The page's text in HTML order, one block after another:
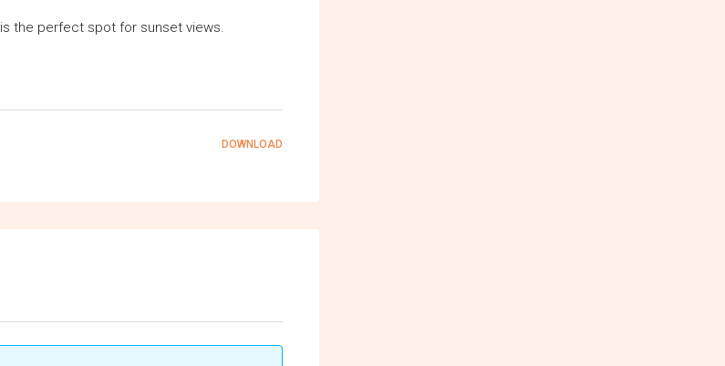
the perfect spot for sunset views.
DOWNLOAD